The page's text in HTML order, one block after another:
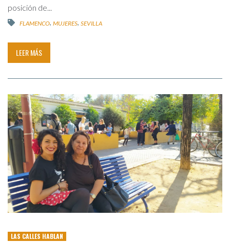
posición de...
FLAMENCO, MUJERES, SEVILLA
LEER MÁS
LAS CALLES HABLAN